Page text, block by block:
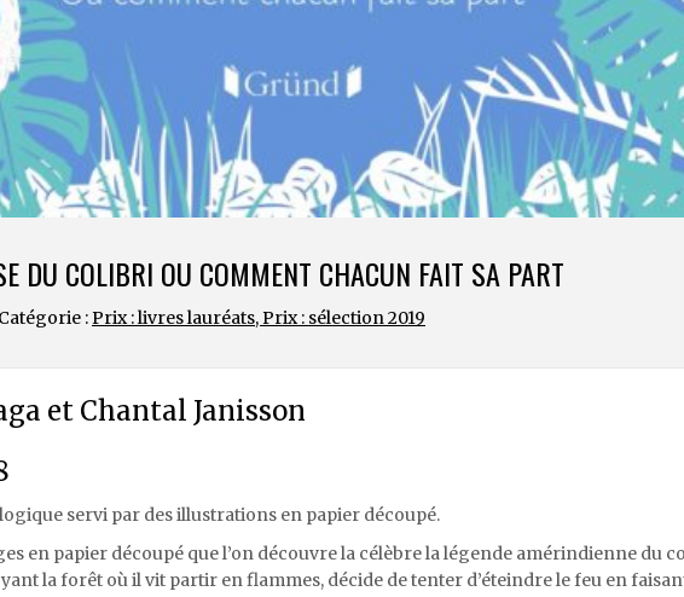
DU COLIBRI OU COMMENT CHACUN FAIT SA PART
:Prix : livres lauréats,Prix : sélection 2019
et Chantal Janisson
servi par des illustrations en papier découpé.
en papier découpé que l’on découvre la célèbre la légende amérindienne du
la forêt où il vit partir en flammes, décide de tenter d’éteindre le feu en